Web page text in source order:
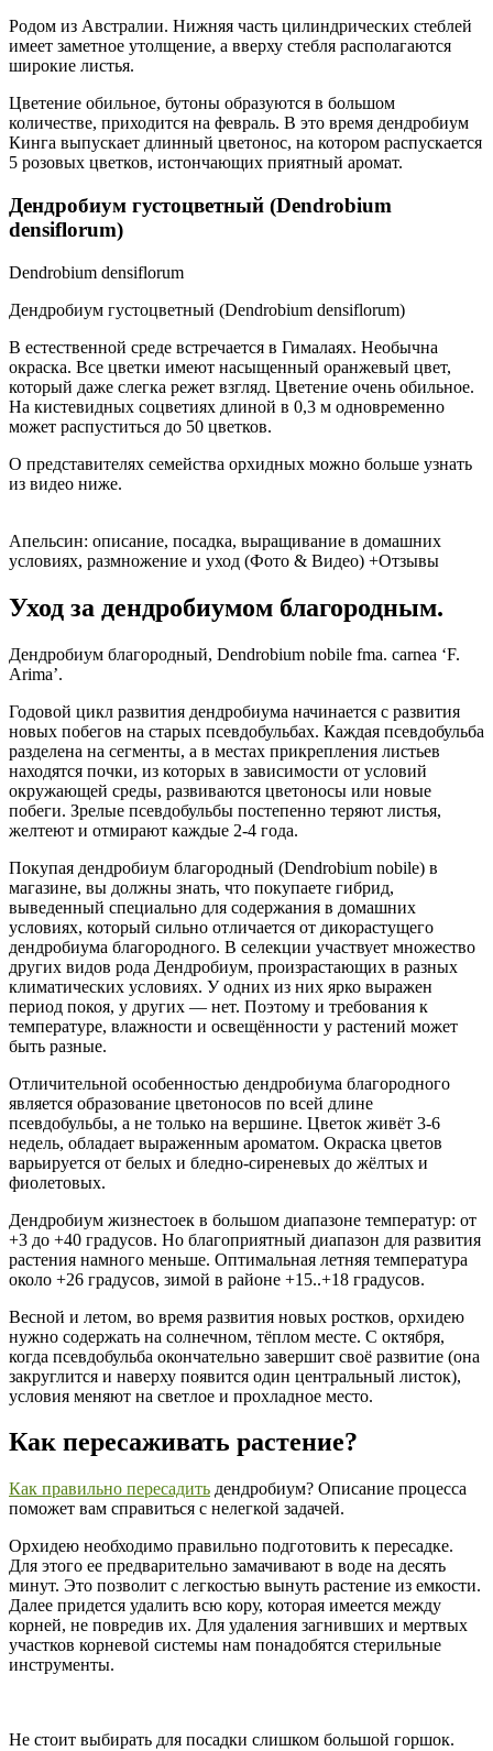
Родом из Австралии. Нижняя часть цилиндрических стеблей
имеет заметное утолщение, а вверху стебля располагаются
широкие листья.
Цветение обильное, бутоны образуются в большом
количестве, приходится на февраль. В это время дендробиум
Кинга выпускает длинный цветонос, на котором распускается
5 розовых цветков, истончающих приятный аромат.
Дендробиум густоцветный (Dendrobium
densiflorum)
Dendrobium densiflorum
Дендробиум густоцветный (Dendrobium densiflorum)
В естественной среде встречается в Гималаях. Необычна
окраска. Все цветки имеют насыщенный оранжевый цвет,
который даже слегка режет взгляд. Цветение очень обильное.
На кистевидных соцветиях длиной в 0,3 м одновременно
может распуститься до 50 цветков.
О представителях семейства орхидных можно больше узнать
из видео ниже.
Апельсин: описание, посадка, выращивание в домашних
условиях, размножение и уход (Фото & Видео) +Отзывы
Уход за дендробиумом благородным.
Дендробиум благородный, Dendrobium nobile fma. carnea ‘F.
Arima’.
Годовой цикл развития дендробиума начинается с развития
новых побегов на старых псевдобульбах. Каждая псевдобульба
разделена на сегменты, а в местах прикрепления листьев
находятся почки, из которых в зависимости от условий
окружающей среды, развиваются цветоносы или новые
побеги. Зрелые псевдобульбы постепенно теряют листья,
желтеют и отмирают каждые 2-4 года.
Покупая дендробиум благородный (Dendrobium nobile) в
магазине, вы должны знать, что покупаете гибрид,
выведенный специально для содержания в домашних
условиях, который сильно отличается от дикорастущего
дендробиума благородного. В селекции участвует множество
других видов рода Дендробиум, произрастающих в разных
климатических условиях. У одних из них ярко выражен
период покоя, у других — нет. Поэтому и требования к
температуре, влажности и освещённости у растений может
быть разные.
Отличительной особенностью дендробиума благородного
является образование цветоносов по всей длине
псевдобульбы, а не только на вершине. Цветок живёт 3-6
недель, обладает выраженным ароматом. Окраска цветов
варьируется от белых и бледно-сиреневых до жёлтых и
фиолетовых.
Дендробиум жизнестоек в большом диапазоне температур: от
+3 до +40 градусов. Но благоприятный диапазон для развития
растения намного меньше. Оптимальная летняя температура
около +26 градусов, зимой в районе +15..+18 градусов.
Весной и летом, во время развития новых ростков, орхидею
нужно содержать на солнечном, тёплом месте. С октября,
когда псевдобульба окончательно завершит своё развитие (она
закруглится и наверху появится один центральный листок),
условия меняют на светлое и прохладное место.
Как пересаживать растение?
Как правильно пересадить дендробиум? Описание процесса
поможет вам справиться с нелегкой задачей.
Орхидею необходимо правильно подготовить к пересадке.
Для этого ее предварительно замачивают в воде на десять
минут. Это позволит с легкостью вынуть растение из емкости.
Далее придется удалить всю кору, которая имеется между
корней, не повредив их. Для удаления загнивших и мертвых
участков корневой системы нам понадобятся стерильные
инструменты.
Не стоит выбирать для посадки слишком большой горшок.